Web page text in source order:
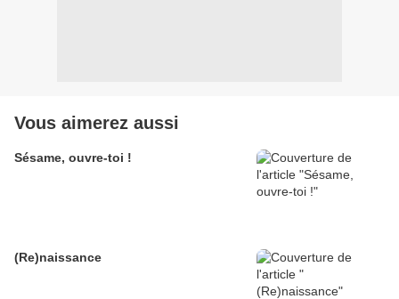
Vous aimerez aussi
Sésame, ouvre-toi !
(Re)naissance